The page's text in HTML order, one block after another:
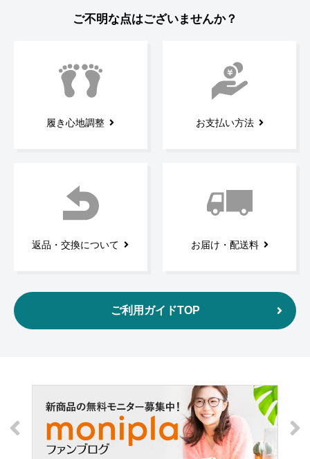
ご不明な点はございませんか？
履き心地調整 お支払い方法
返品・交換について お届け・配送料
ご利用ガイドTOP